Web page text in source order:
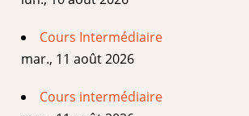
Cours Intermédiaire
mar., 11 août 2026
Cours intermédiaire